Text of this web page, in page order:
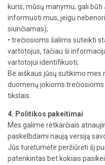
kuris, mūsų manymu, gali
informuoti mus, jeigu
siunčiamas);
• trečiosioms šalims suteikti
vartotojus, tačiau ši
vartotojui identifikuoti;
Be aiškaus jūsų sutikimo
duomenų jokioms
tikslais.
4. Politikos pakeitimai
Mes galime retkarčiais
paskelbdami naują versiją
Jūs turėtumėte peržiūrėti šį
patenkintas bet kokiais